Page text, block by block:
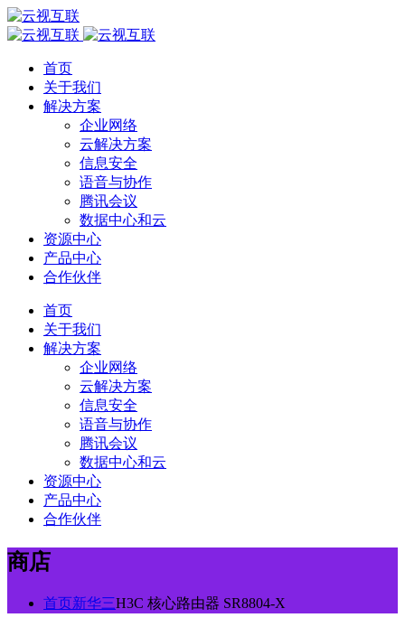
首页
关于我们
解决方案
企业网络
云解决方案
信息安全
语音与协作
腾讯会议
数据中心和云
资源中心
产品中心
合作伙伴
首页
关于我们
解决方案
企业网络
云解决方案
信息安全
语音与协作
腾讯会议
数据中心和云
资源中心
产品中心
合作伙伴
商店
首页新华三H3C 核心路由器 SR8804-X